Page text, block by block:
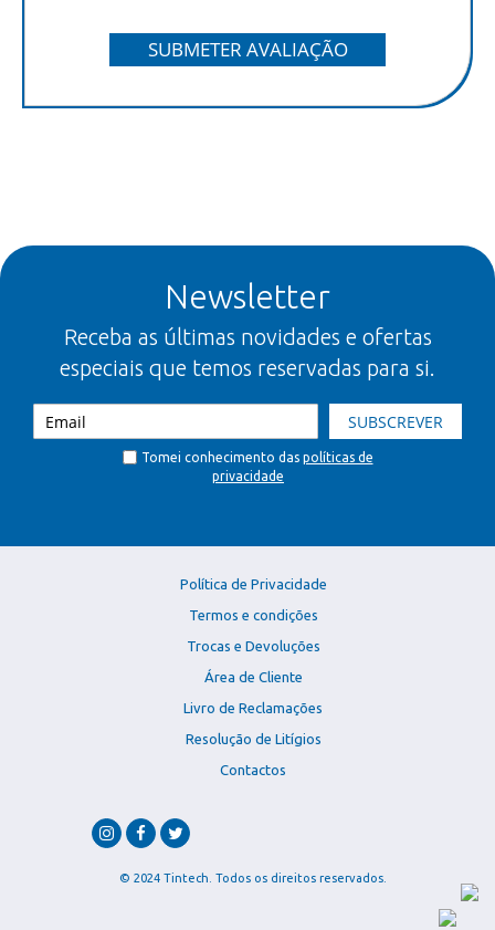
SUBMETER AVALIAÇÃO
Newsletter
Receba as últimas novidades e ofertas
especiais que temos reservadas para si.
SUBSCREVER
Tomei conhecimento das políticas de
privacidade
Política de Privacidade
Termos e condições
Trocas e Devoluções
Área de Cliente
Livro de Reclamações
Resolução de Litígios
Contactos
© 2024 Tintech. Todos os direitos reservados.